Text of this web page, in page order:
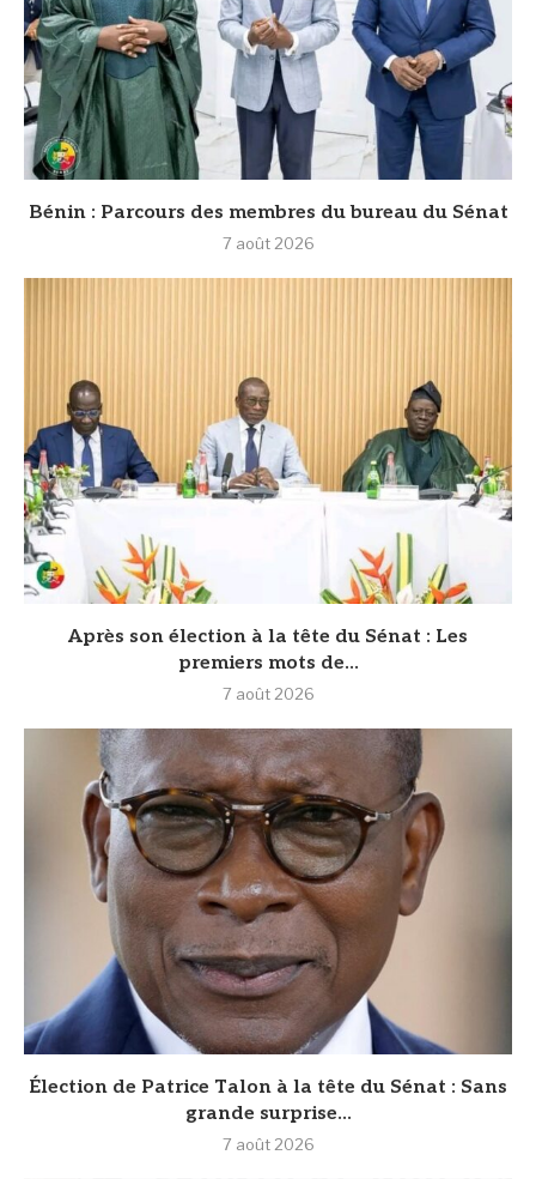
Bénin : Parcours des membres du bureau du Sénat
7 août 2026
Après son élection à la tête du Sénat : Les
premiers mots de...
7 août 2026
Élection de Patrice Talon à la tête du Sénat : Sans
grande surprise...
7 août 2026